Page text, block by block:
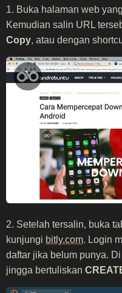
1. Buka halaman web
Kemudian salin URL
Copy, atau dengan
2. Setelah tersalin, buka
kunjungi bitly.com. Login
daftar jika belum punya.
jingga bertuliskan